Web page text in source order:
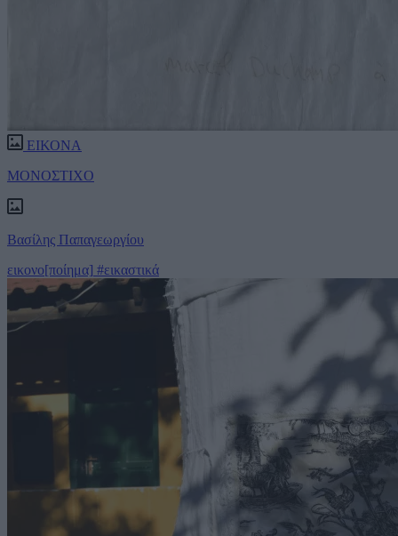
ΕΙΚΟΝΑ
ΜΟΝΟΣΤΙΧΟ
Βασίλης Παπαγεωργίου
εικονο[ποίημα] #εικαστικά